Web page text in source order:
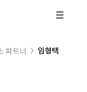
파트너 임형택